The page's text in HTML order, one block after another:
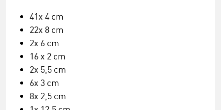
41x 4 cm
22x 8 cm
2x 6 cm
16 x 2 cm
2x 5,5 cm
6x 3 cm
8x 2,5 cm